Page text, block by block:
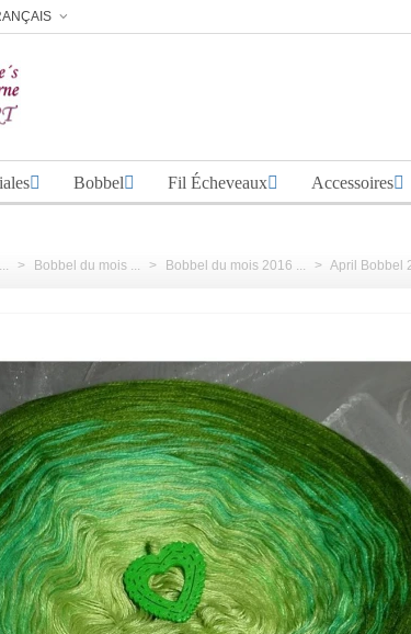
Bobbel Fil Écheveaux Accessoires
> Bobbel du mois ... > Bobbel du mois 2016 ... > April Bobbel